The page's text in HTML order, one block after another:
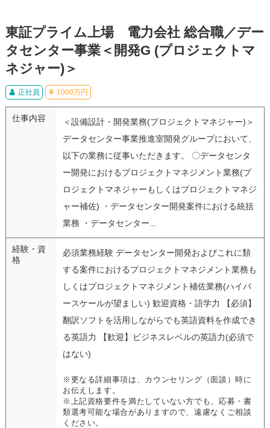
東証プライム上場 電力会社 総合職／デー
タセンター事業＜開発G (プロジェクトマ
ネジャー)＞
正社員 1000万円
仕事内容
＜設備設計・開発業務(プロジェクトマネジャー)＞
データセンター事業推進室開発グループにおいて、
以下の業務に従事いただきます。 〇データセンタ
ー開発におけるプロジェクトマネジメント業務(プ
ロジェクトマネジャーもしくはプロジェクトマネジ
ャー補佐) ・データセンター開発案件における統括
業務 ・データセンター...
経験・資
格
必須業務経験 データセンター開発およびこれに類
する案件におけるプロジェクトマネジメント業務も
しくはプロジェクトマネジメント補佐業務(ハイパ
ースケールが望ましい) 歓迎資格・語学力 【必須】
翻訳ソフトを活用しながらでも英語資料を作成でき
る英語力 【歓迎】ビジネスレベルの英語力(必須で
はない)
※更なる詳細事項は、カウンセリング（面談）時に
お伝えします。
※上記資格要件を満たしていない方でも、応募・書
類選考可能な場合がありますので、遠慮なくご相談
ください。